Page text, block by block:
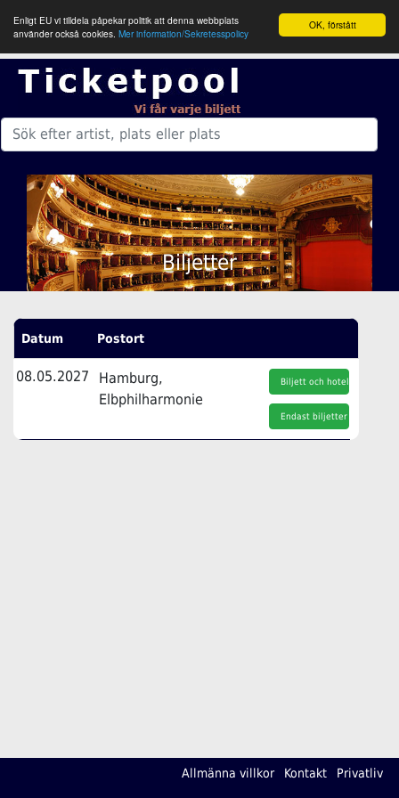
OK, förstått
Enligt EU vi tilldela påpekar politik att denna webbplats
använder också cookies. Mer information/Sekretesspolicy
Biljetter
Datum Postort
08.05.2027
Hamburg,
Elbphilharmonie
Biljett och hotell
Endast biljetter
Allmänna villkor Kontakt Privatliv